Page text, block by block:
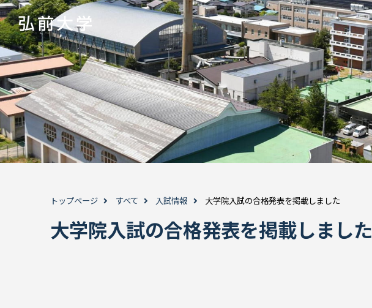
トップページ すべて 入試情報 大学院入試の合格発表を掲載しました
大学院入試の合格発表を掲載しました